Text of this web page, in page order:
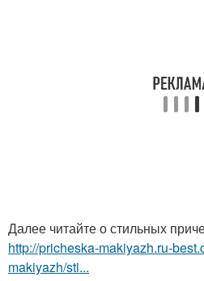
Далее читайте о стильных
http://pricheska-makiyazh.ru-
makiyazh/sti...